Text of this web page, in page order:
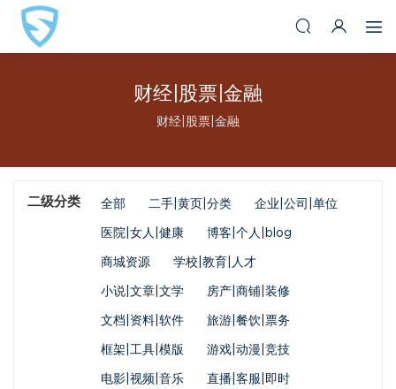
财经|股票|金融
财经|股票|金融
二级分类 全部 二手|黄页|分类 企业|公司|单位
医院|女人|健康 博客|个人|blog
商城资源 学校|教育|人才
小说|文章|文学 房产|商铺|装修
文档|资料|软件 旅游|餐饮|票务
框架|工具|模版 游戏|动漫|竞技
电影|视频|音乐 直播|客服|即时